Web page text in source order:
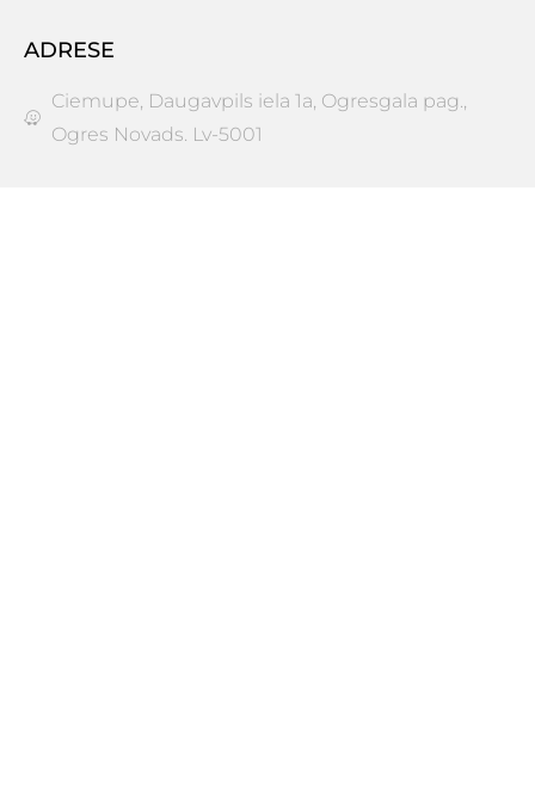
ADRESE
Ciemupe, Daugavpils iela 1a, Ogresgala pag.,
Ogres Novads. Lv-5001